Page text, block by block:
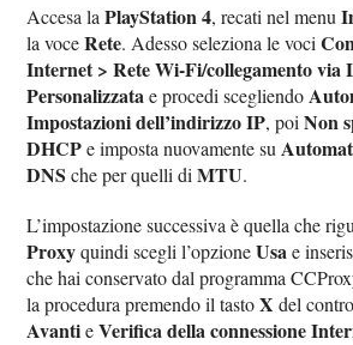
Accesa laPlayStation 4, recati nel menu
la voceRete. Adesso seleziona le voci
Internet > Rete Wi-Fi/collegamento via
Personalizzatae procedi scegliendo
Impostazioni dell’indirizzo IP, poiNon
DHCPe imposta nuovamente su
DNS che per quelli diMTU.
L’impostazione successiva è quella che
Proxyquindi scegli l’opzioneUsae
che hai conservato dal programma
la procedura premendo il tastoX del
AvantieVerifica della connessione